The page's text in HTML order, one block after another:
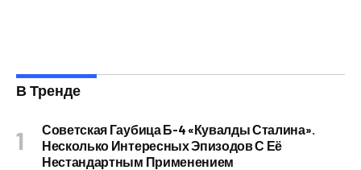
В Тренде
Советская Гаубица Б-4 «Кувалды Сталина».
Несколько Интересных Эпизодов С Её
Нестандартным Применением